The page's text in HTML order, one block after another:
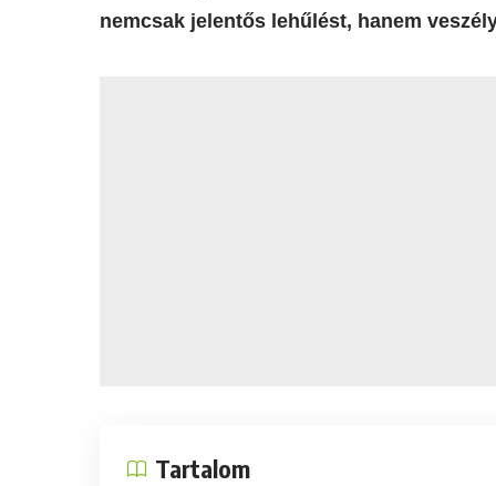
nemcsak jelentős lehűlést, hanem
Tartalom